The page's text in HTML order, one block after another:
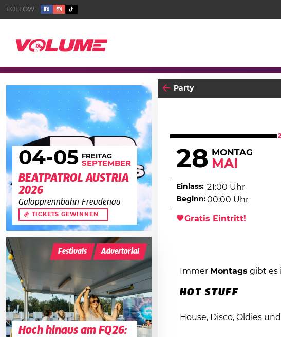
Party
28 MONTAG
MAI
Einlass: 21:00 Uhr
Beginn:00:00 Uhr
Gratis Eintritt!
Immer Montags gibt es
HOT STUFF
House, Disco, Oldies
04-05 FREITAG
SEPTEMBER
BEATPATROL AUSTRIA
2026
Galopprennbahn Freudenau
TICKETS GEWINNEN
Hoch hinaus am FQ26:
Festivals Advertorial